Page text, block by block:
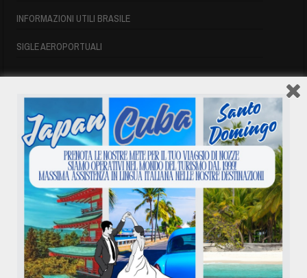
INFORMAZIONI UTILI BRASILE
SIGLE AEROPORTUALI
VOLI CUBA
VOLI CUBA
VOLI CUBA LAST MINUTE
VOLI DI LINEA CUBA
AFFITTO CASE A PLAYA DEL ESTE
ASSICURAZIONE E VISTO CUBA